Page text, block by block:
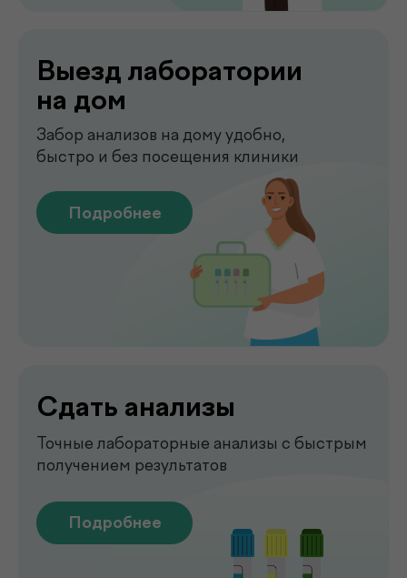
Быстрая и точная диагностика состояния
костей и внутренних органов
Чек-апы
Комплексная диагностика для